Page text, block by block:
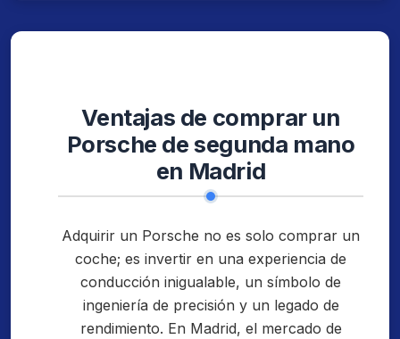
Ventajas de comprar un
Porsche de segunda mano
en Madrid
Adquirir un Porsche no es solo comprar un
coche; es invertir en una experiencia de
conducción inigualable, un símbolo de
ingeniería de precisión y un legado de
rendimiento. En Madrid, el mercado de